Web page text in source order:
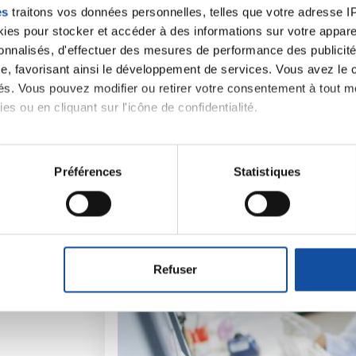
traitons vos données personnelles, telles que votre adresse
pour stocker et accéder à des informations sur votre
d'effectuer des mesures de performance des
favorisant ainsi le développement de services. Vous avez le
Vous pouvez modifier ou retirer votre consentement à tout
ou en cliquant sur l'icône de confidentialité.
également :
sur votre localisation géographique qui peuvent être
de vos données personnelles et définir vos
ou retirer votre consentement à tout moment à partir de la
de publicité et d'analyse, qui peuvent combiner celles-ci
ont collectées lors de votre utilisation de leurs services.
Préférences Statistiques
Refuser
la Ligue contre